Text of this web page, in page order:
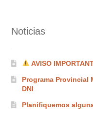
Noticias
AVISO
Programa Provincial
DNI
Planifiquemos